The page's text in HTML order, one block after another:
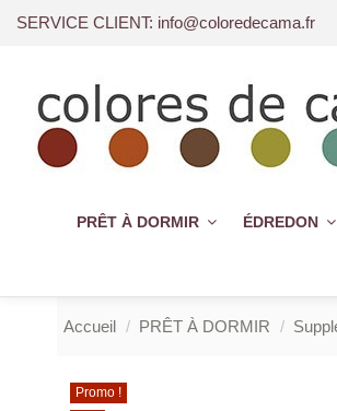
SERVICE CLIENT: info@coloredecama.fr
PRÊT À DORMIR ÉDREDON
Accueil PRÊT À DORMIR
Promo !